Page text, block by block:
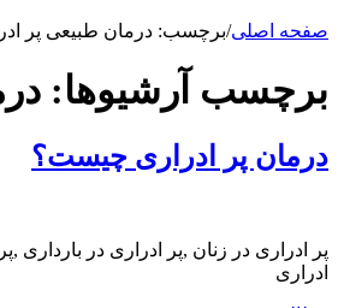
صفحه اصلی/برچسب: درمان طبیعی پر
برچسب آرشیوها:
درمان پر ادراری چیست؟
پر ادراری در زنان ,پر ادراری در
ادراری